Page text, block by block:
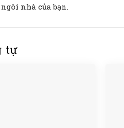
nhà của bạn.
tự